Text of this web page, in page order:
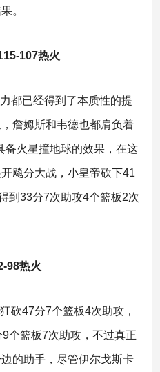
。
107热火
都已经得到了本质性的提
詹姆斯和韦德也都肩负着
备火星撞地球的效果，在这
飚分大战，小皇帝砍下41
到33分7次助攻4个篮板2次
98热火
砍47分7个篮板4次助攻，
个篮板7次助攻，不过真正
的助手，尽管伊尔戈斯卡